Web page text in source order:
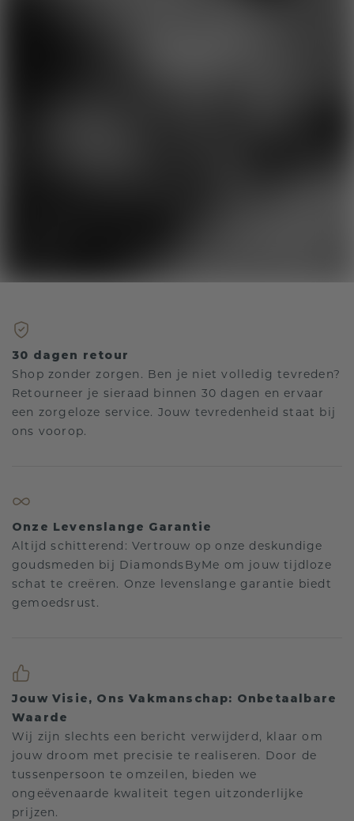
30 dagen retour
Shop zonder zorgen. Ben je niet volledig tevreden?
Retourneer je sieraad binnen 30 dagen en ervaar
een zorgeloze service. Jouw tevredenheid staat bij
ons voorop.
Onze Levenslange Garantie
Altijd schitterend: Vertrouw op onze deskundige
goudsmeden bij DiamondsByMe om jouw tijdloze
schat te creëren. Onze levenslange garantie biedt
gemoedsrust.
Jouw Visie, Ons Vakmanschap: Onbetaalbare
Waarde
Wij zijn slechts een bericht verwijderd, klaar om
jouw droom met precisie te realiseren. Door de
tussenpersoon te omzeilen, bieden we
ongeëvenaarde kwaliteit tegen uitzonderlijke
prijzen.